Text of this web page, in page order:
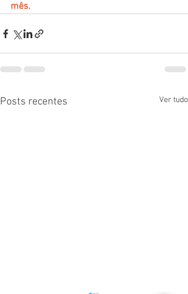
mês.
Posts recentes Ver tudo